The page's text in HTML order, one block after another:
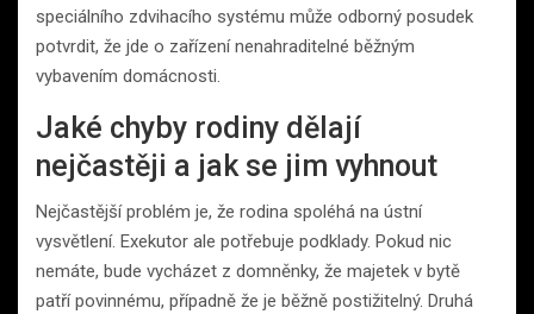
speciálního zdvihacího systému může odborný posudek
potvrdit, že jde o zařízení nenahraditelné běžným
vybavením domácnosti.
Jaké chyby rodiny dělají
nejčastěji a jak se jim vyhnout
Nejčastější problém je, že rodina spoléhá na ústní
vysvětlení. Exekutor ale potřebuje podklady. Pokud nic
nemáte, bude vycházet z domněnky, že majetek v bytě
patří povinnému, případně že je běžně postižitelný. Druhá